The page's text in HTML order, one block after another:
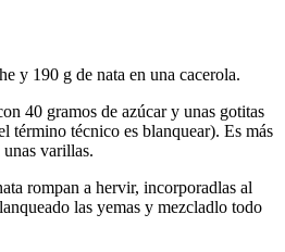
y 190 g de nata en una cacerola.
40 gramos de azúcar y unas gotitas
término técnico es blanquear). Es más
varillas.
rompan a hervir, incorporadlas al
las yemas y mezcladlo todo